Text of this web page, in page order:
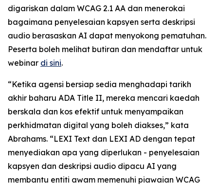
digariskan dalam WCAG 2.1 AA dan menerokai
bagaimana penyelesaian kapsyen serta deskripsi
audio berasaskan AI dapat menyokong pematuhan.
Peserta boleh melihat butiran dan mendaftar untuk
webinar di sini.
“Ketika agensi bersiap sedia menghadapi tarikh
akhir baharu ADA Title II, mereka mencari kaedah
berskala dan kos efektif untuk menyampaikan
perkhidmatan digital yang boleh diakses,” kata
Abrahams. “LEXI Text dan LEXI AD dengan tepat
menyediakan apa yang diperlukan - penyelesaian
kapsyen dan deskripsi audio dipacu AI yang
membantu entiti awam memenuhi piawaian WCAG